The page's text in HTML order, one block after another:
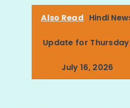
Also Read Hindi
Update for
July 16, 2026